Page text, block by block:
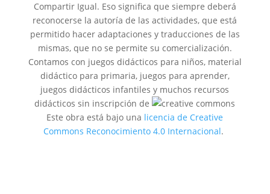
Compartir Igual. Eso significa que siempre deberá
reconocerse la autoría de las actividades, que está
permitido hacer adaptaciones y traducciones de las
mismas, que no se permite su comercialización.
Contamos con juegos didácticos para niños, material
didáctico para primaria, juegos para aprender,
juegos didácticos infantiles y muchos recursos
didácticos sin inscripción de
Este obra está bajo una licencia de Creative
Commons Reconocimiento 4.0 Internacional.